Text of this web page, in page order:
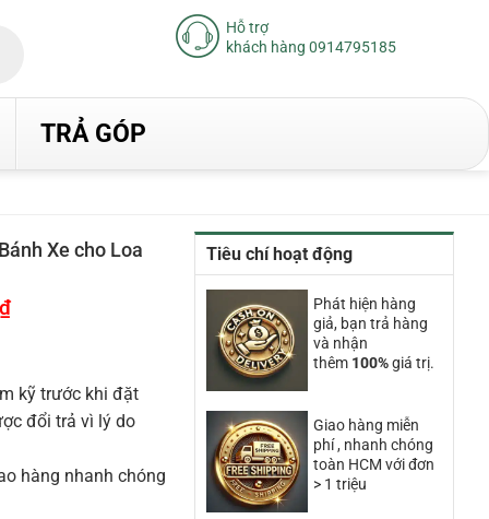
Hỗ trợ
khách hàng 0914795185
TRẢ GÓP
Tiêu chí hoạt động
Phát hiện hàng
giả, bạn trả hàng
và nhận
thêm 100%giá trị.
Giao hàng miễn
phí , nhanh chóng
toàn HCM với đơn
> 1 triệu
Xe cho Loa
₫Giá
kỹ trước khi đặt
đổi trả vì lý do
hàng nhanh chóng